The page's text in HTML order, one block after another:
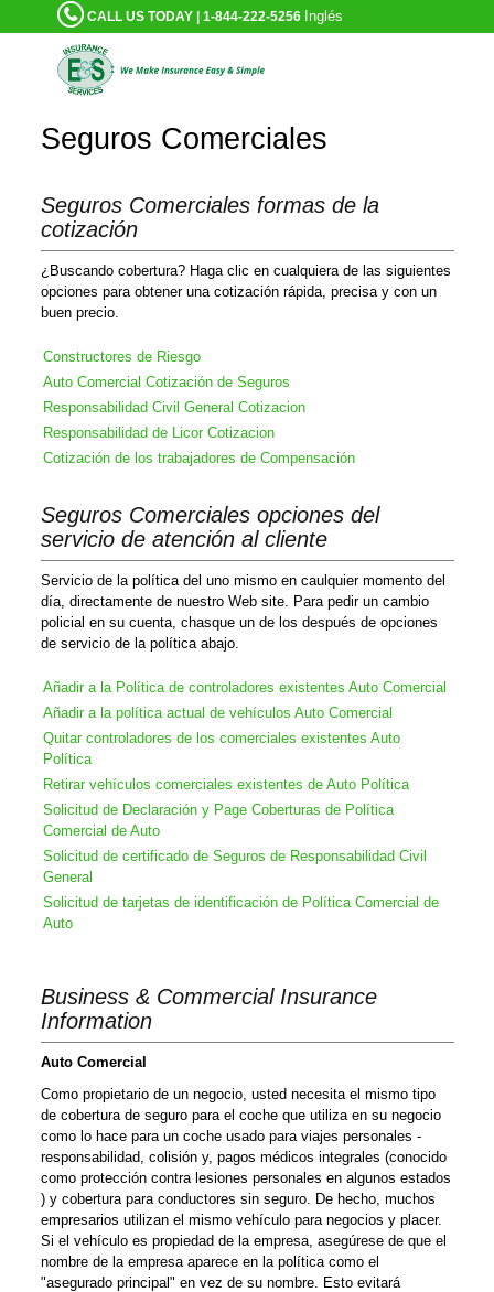
CALL US TODAY | 1-844-222-5256 Inglés
Seguros Comerciales
Seguros Comerciales formas de la
cotización
¿Buscando cobertura? Haga clic en cualquiera de las siguientes
opciones para obtener una cotización rápida, precisa y con un
buen precio.
Constructores de Riesgo
Auto Comercial Cotización de Seguros
Responsabilidad Civil General Cotizacion
Responsabilidad de Licor Cotizacion
Cotización de los trabajadores de Compensación
Seguros Comerciales opciones del
servicio de atención al cliente
Servicio de la política del uno mismo en caulquier momento del
día, directamente de nuestro Web site. Para pedir un cambio
policial en su cuenta, chasque un de los después de opciones
de servicio de la política abajo.
Añadir a la Política de controladores existentes Auto Comercial
Añadir a la política actual de vehículos Auto Comercial
Quitar controladores de los comerciales existentes Auto
Política
Retirar vehículos comerciales existentes de Auto Política
Solicitud de Declaración y Page Coberturas de Política
Comercial de Auto
Solicitud de certificado de Seguros de Responsabilidad Civil
General
Solicitud de tarjetas de identificación de Política Comercial de
Auto
Business & Commercial Insurance
Information
Auto Comercial
Como propietario de un negocio, usted necesita el mismo tipo
de cobertura de seguro para el coche que utiliza en su negocio
como lo hace para un coche usado para viajes personales -
responsabilidad, colisión y, pagos médicos integrales (conocido
como protección contra lesiones personales en algunos estados
) y cobertura para conductores sin seguro. De hecho, muchos
empresarios utilizan el mismo vehículo para negocios y placer.
Si el vehículo es propiedad de la empresa, asegúrese de que el
nombre de la empresa aparece en la política como el
"asegurado principal" en vez de su nombre. Esto evitará